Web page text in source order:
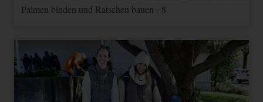
Palmen binden und Ratschen bauen - 8